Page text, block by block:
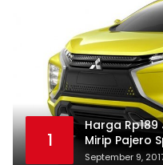
1
Harga
Mirip Pajero
September 9,